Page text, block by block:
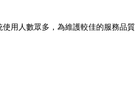
用人數眾多，為維護較佳的服務品